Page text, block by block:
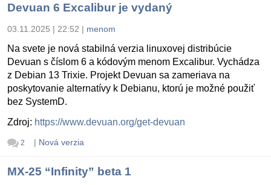
Devuan 6 Excalibur je vydaný
03.11.2025 | 22:52 | menom
Na svete je nová stabilná verzia linuxovej distribúcie
Devuan s číslom 6 a kódovým menom Excalibur. Vychádza
z Debian 13 Trixie. Projekt Devuan sa zameriava na
poskytovanie alternatívy k Debianu, ktorú je možné použiť
bez SystemD.
Zdroj: https://www.devuan.org/get-devuan
2 | Nová verzia
MX-25 “Infinity” beta 1